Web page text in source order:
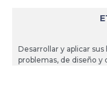
Desarrollar y aplicar
problemas, de diseño